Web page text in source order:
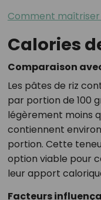
Comment maîtriser
Calories
Comparaison
Les pâtes de riz
par portion de 100
légèrement moins
contiennent
portion. Cette
option viable pour
leur apport
Facteurs